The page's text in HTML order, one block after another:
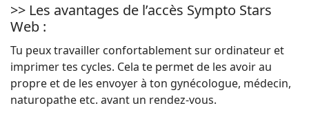
>> Les avantages de l’accès Sympto Stars
Web :
Tu peux travailler confortablement sur ordinateur et
imprimer tes cycles. Cela te permet de les avoir au
propre et de les envoyer à ton gynécologue, médecin,
naturopathe etc. avant un rendez-vous.